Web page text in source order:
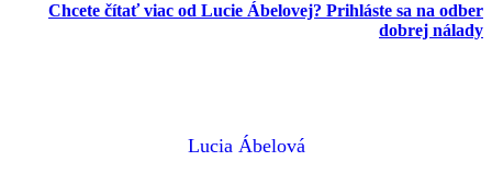
Chcete čítať viac od Lucie Ábelovej? Prihláste sa na odber
dobrej nálady
Lucia Ábelová